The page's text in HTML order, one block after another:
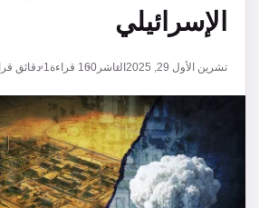
الإسرائيلي
تشرين الأول 29, 2025 الناشر 160 قراءة1 دقائق قراءة